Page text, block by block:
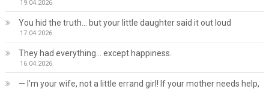
19.04.2026
You hid the truth… but your little daughter said it out loud
17.04.2026
They had everything… except happiness.
16.04.2026
— I’m your wife, not a little errand girl! If your mother needs help,